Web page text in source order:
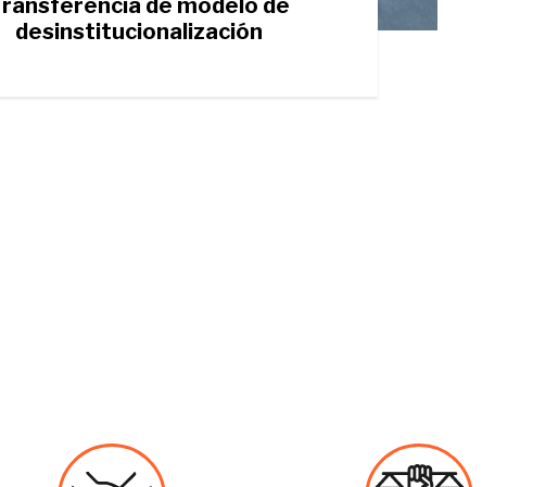
Transferencia de modelo de
desinstitucionalización